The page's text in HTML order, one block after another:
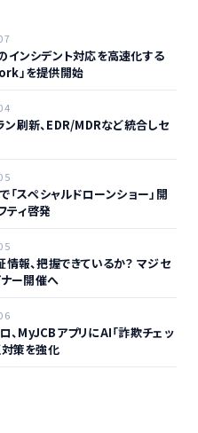
ンシデント対応を高速化する
」を提供開始
刷新、EDR/MDRなど統合しセ
「スペシャルドローンショー」開
ティ啓発
報、把握できているか？ マジセ
ー開催へ
、MyJCBアプリにAI「詐欺チェッ
対策を強化